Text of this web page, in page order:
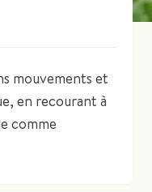
mouvements et
en recourant à
comme